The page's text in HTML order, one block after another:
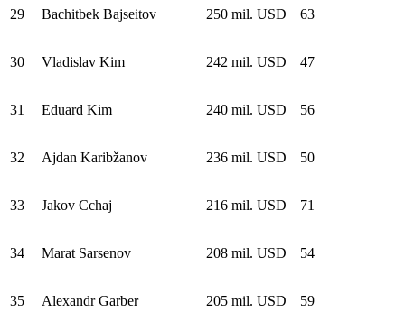
29 Bachitbek Bajseitov 250 mil. USD 63
30 Vladislav Kim 242 mil. USD 47
31 Eduard Kim 240 mil. USD 56
32 Ajdan Karibžanov 236 mil. USD 50
33 Jakov Cchaj 216 mil. USD 71
34 Marat Sarsenov 208 mil. USD 54
35 Alexandr Garber 205 mil. USD 59